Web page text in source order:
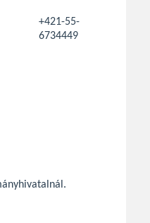
+421-55-
6734449